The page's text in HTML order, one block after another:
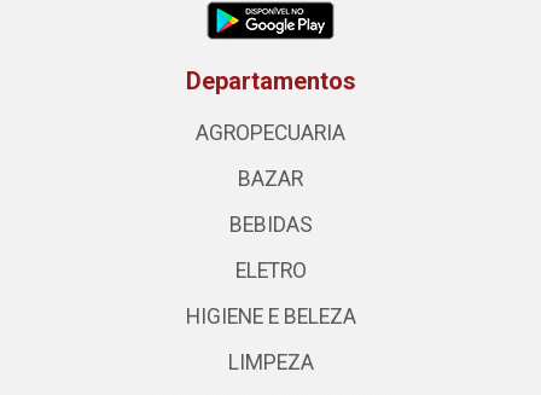
Departamentos
AGROPECUARIA
BAZAR
BEBIDAS
ELETRO
HIGIENE E BELEZA
LIMPEZA